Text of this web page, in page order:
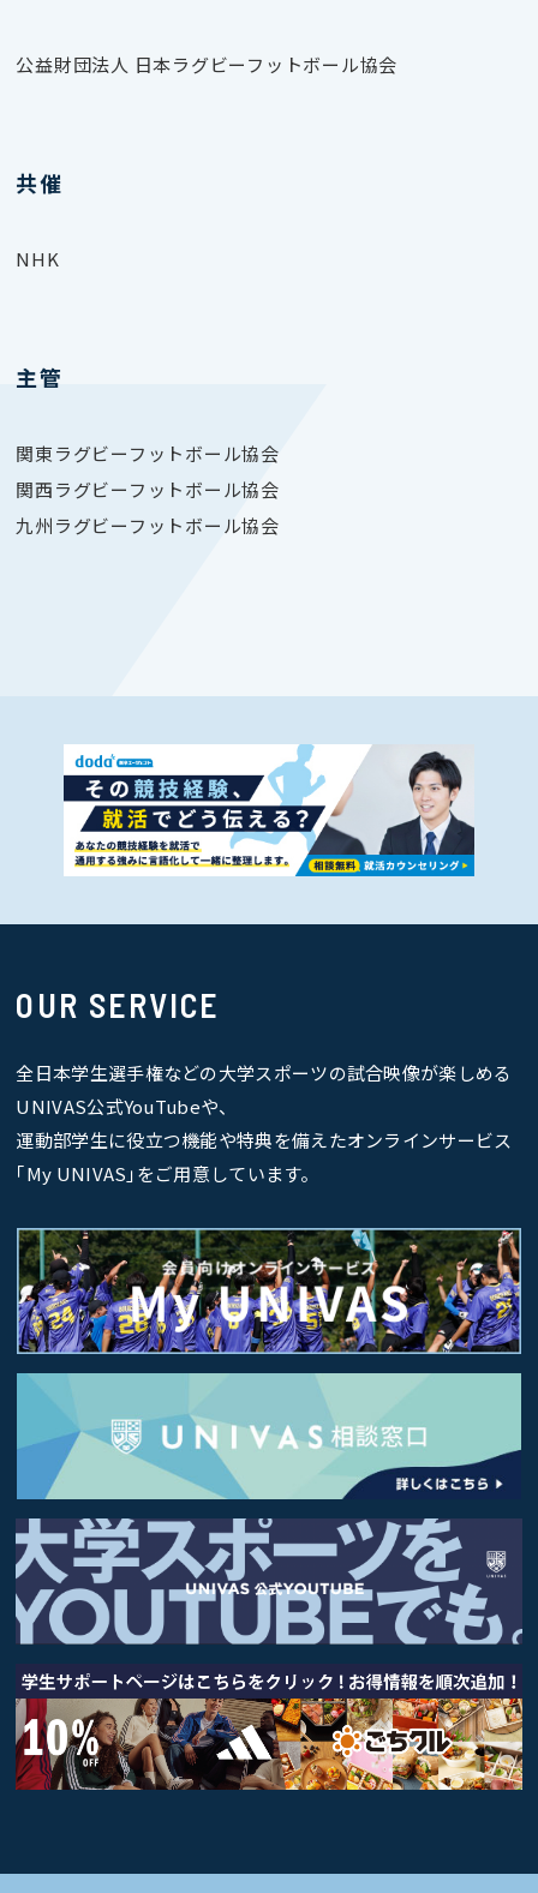
公益財団法人 日本ラグビーフットボール協会
共催
NHK
主管
関東ラグビーフットボール協会
関西ラグビーフットボール協会
九州ラグビーフットボール協会
OUR SERVICE
全日本学生選手権などの大学スポーツの試合映像が楽しめる
UNIVAS公式YouTubeや、
運動部学生に役立つ機能や特典を備えたオンラインサービス
｢My UNIVAS｣をご用意しています。